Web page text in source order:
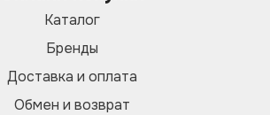
Каталог
Бренды
Доставка и оплата
Обмен и возврат